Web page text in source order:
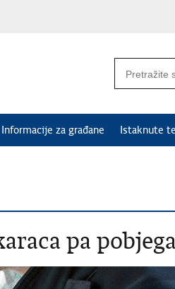
Informacije za građane Istaknute
pa